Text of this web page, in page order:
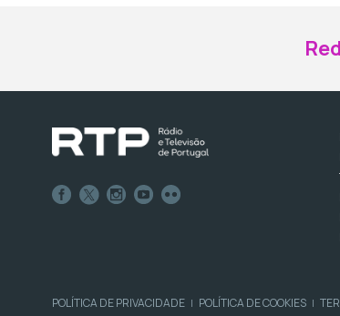
POLÍTICA DE PRIVACIDADE | POLÍTICA DE COOKIES |